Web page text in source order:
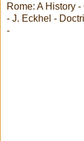
Rome: A History
- J. Eckhel -
-